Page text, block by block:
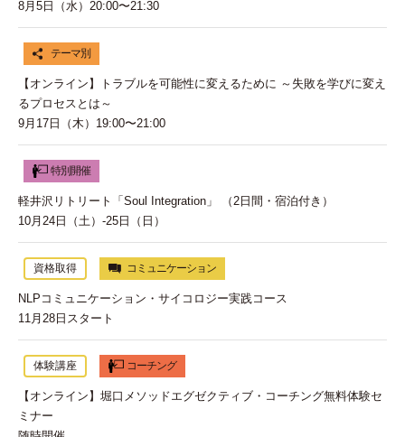
8月5日（水）20:00〜21:30
テーマ別
【オンライン】トラブルを可能性に変えるために ～失敗を学びに変え
るプロセスとは～
9月17日（木）19:00〜21:00
特別開催
軽井沢リトリート「Soul Integration」 （2日間・宿泊付き）
10月24日（土）-25日（日）
資格取得 コミュニケーション
NLPコミュニケーション・サイコロジー実践コース
11月28日スタート
体験講座 コーチング
【オンライン】堀口メソッドエグゼクティブ・コーチング無料体験セ
ミナー